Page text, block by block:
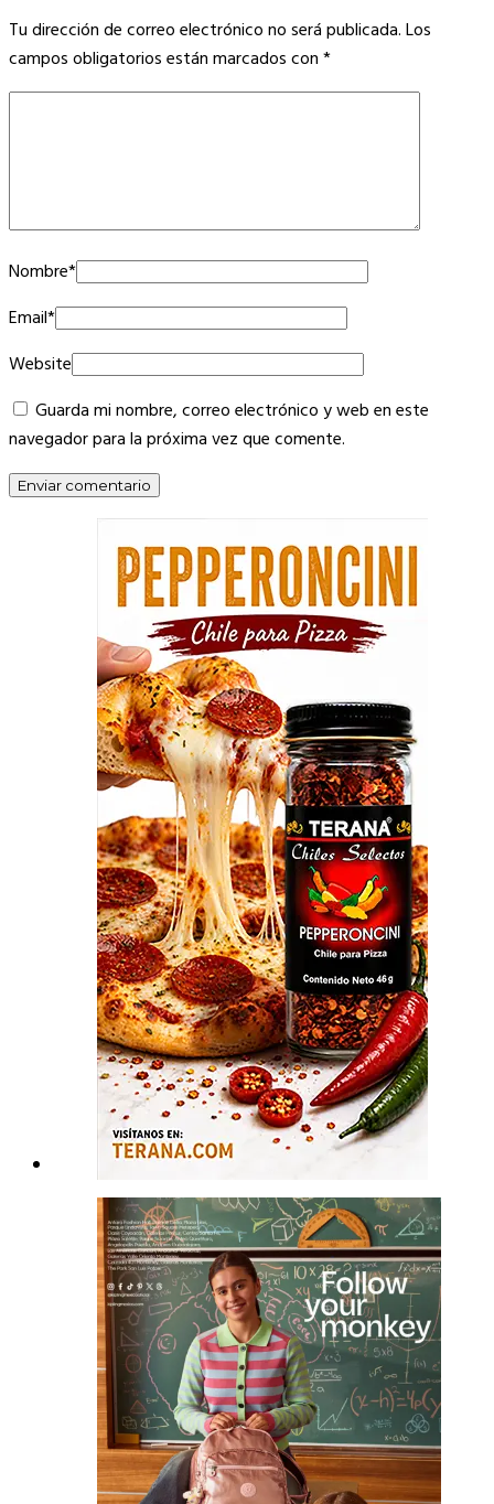
Tu dirección de correo electrónico no será publicada.Los
campos obligatorios están marcados con*
Nombre*
Email*
Website
Guarda mi nombre, correo electrónico y web en este
navegador para la próxima vez que comente.